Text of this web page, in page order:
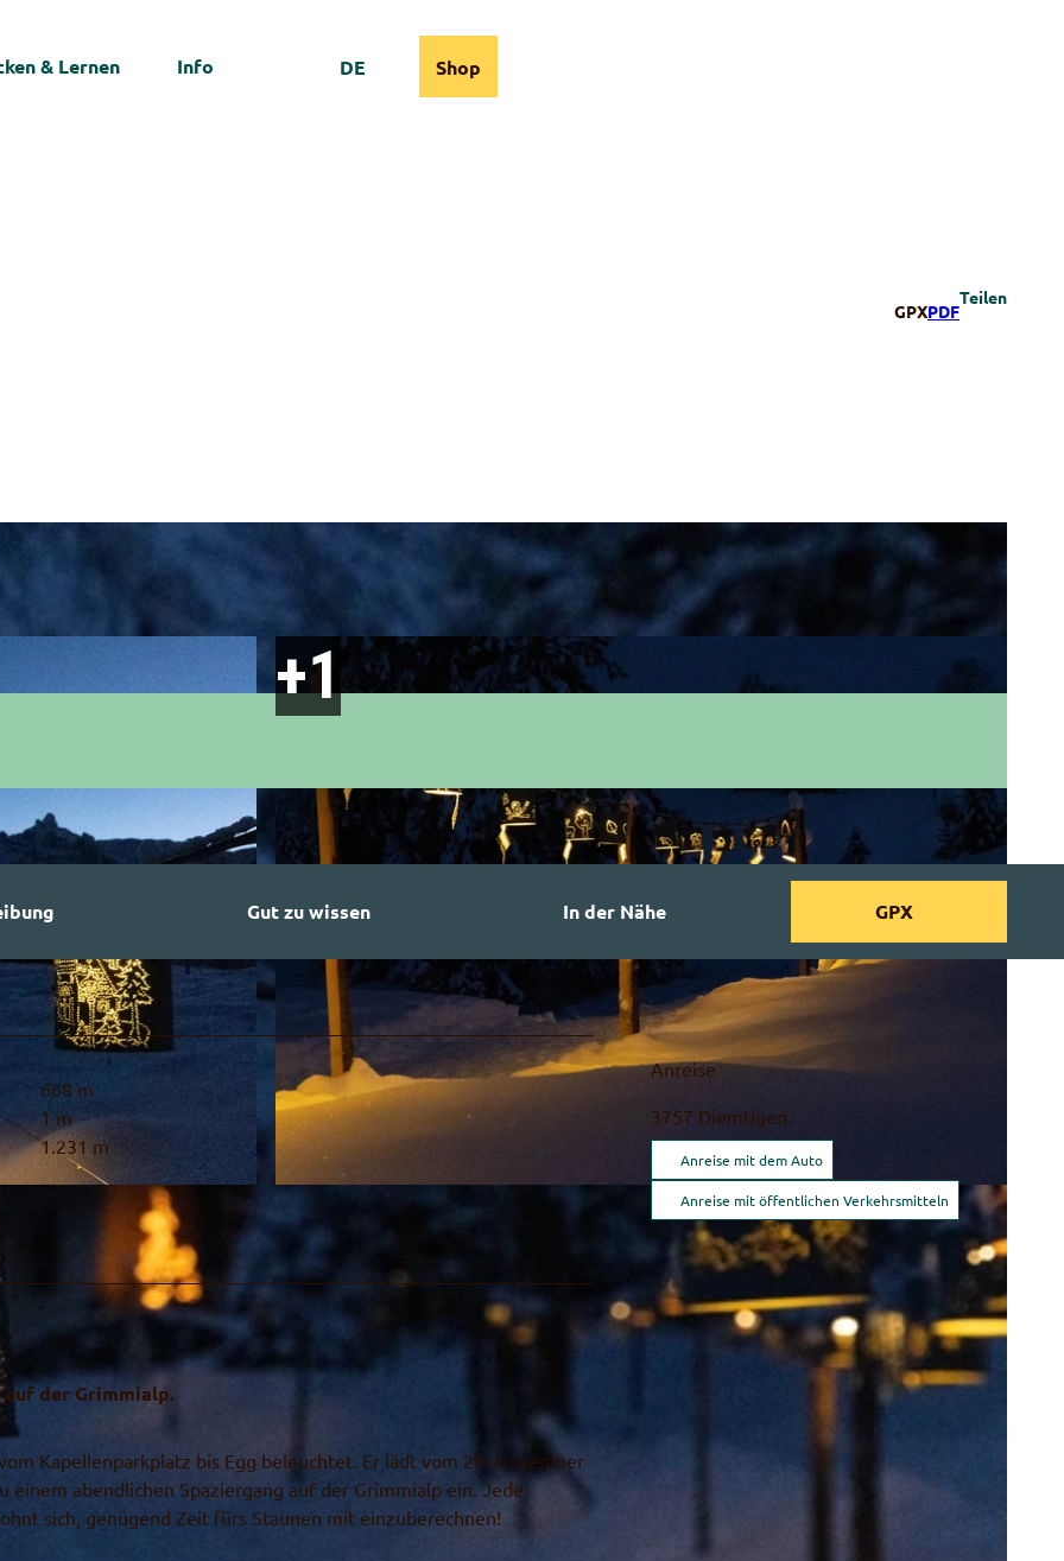
& Lernen Info Informationen
DE SucheShop
GPXPDF
Teilen
Gut zu wissen In der Nähe GPX
668 m
1 m
1.231 m
der Grimmialp.
Kapellenparkplatz bis Egg beleuchtet. Er lädt vom 29. November
abendlichen Spaziergang auf der Grimmialp ein. Jede
sich, genügend Zeit fürs Staunen mit einzuberechnen!
Anreise
3757 Diemtigen
Anreise mit dem Auto
Anreise mit öffentlichen Verkehrsmitteln